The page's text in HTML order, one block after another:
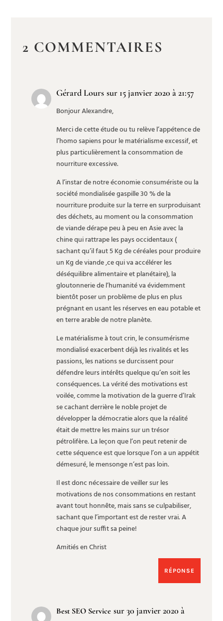
2 COMMENTAIRES
Gérard Lours sur 15 janvier 2020 à 21:57
Bonjour Alexandre,
Merci de cette étude ou tu relève l’appétence de
l’homo sapiens pour le matérialisme excessif, et
plus particulièrement la consommation de
nourriture excessive.
A l’instar de notre économie consumériste ou la
société mondialisée gaspille 30 % de la
nourriture produite sur la terre en surproduisant
des déchets, au moment ou la consommation
de viande dérape peu à peu en Asie avec la
chine qui rattrape les pays occidentaux (
sachant qu’il faut 5 Kg de céréales pour produire
un Kg de viande ,ce qui va accélérer les
déséquilibre alimentaire et planétaire), la
gloutonnerie de l’humanité va évidemment
bientôt poser un problème de plus en plus
prégnant en usant les réserves en eau potable et
en terre arable de notre planète.
Le matérialisme à tout crin, le consumérisme
mondialisé exacerbent déjà les rivalités et les
passions, les nations se durcissent pour
défendre leurs intérêts quelque qu’en soit les
conséquences. La vérité des motivations est
voilée, comme la motivation de la guerre d’Irak
se cachant derrière le noble projet de
développer la démocratie alors que la réalité
était de mettre les mains sur un trésor
pétrolifère. La leçon que l’on peut retenir de
cette séquence est que lorsque l’on a un appétit
démesuré, le mensonge n’est pas loin.
Il est donc nécessaire de veiller sur les
motivations de nos consommations en restant
avant tout honnête, mais sans se culpabiliser,
sachant que l’important est de rester vrai. A
chaque jour suffit sa peine!
Amitiés en Christ
RÉPONSE
Best SEO Service sur 30 janvier 2020 à